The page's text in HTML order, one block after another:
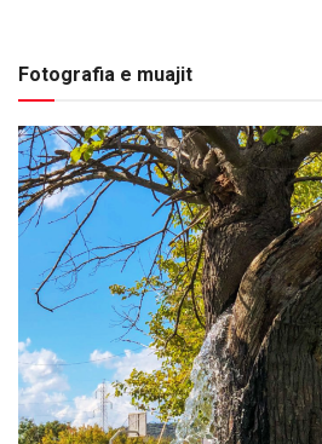
Fotografia e muajit